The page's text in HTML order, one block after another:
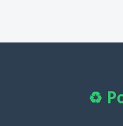
♻️